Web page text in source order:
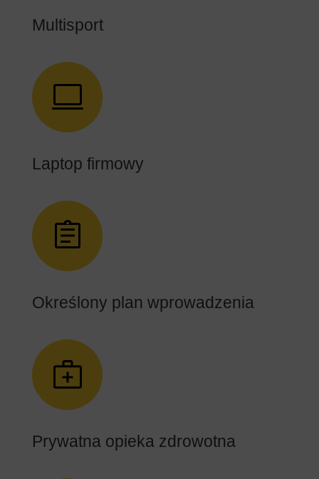
Multisport
Laptop firmowy
Określony plan wprowadzenia
Prywatna opieka zdrowotna